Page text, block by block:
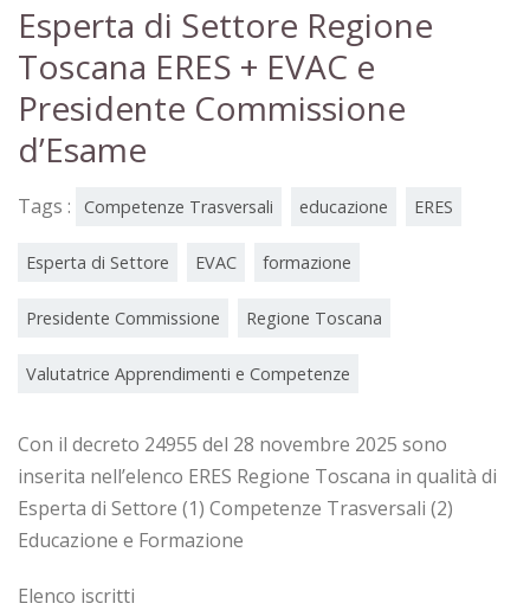
Esperta di Settore Regione
Toscana ERES + EVAC e
Presidente Commissione
d’Esame
Tags : Competenze Trasversali educazione ERES
Esperta di Settore EVAC formazione
Presidente Commissione Regione Toscana
Valutatrice Apprendimenti e Competenze
Con il decreto 24955 del 28 novembre 2025 sono
inserita nell’elenco ERES Regione Toscana in qualità di
Esperta di Settore (1) Competenze Trasversali (2)
Educazione e Formazione
Elenco iscritti